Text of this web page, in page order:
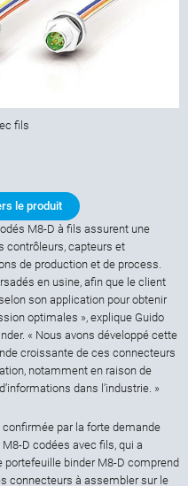
fils
le produit
M8‑D à fils assurent une
contrôleurs, capteurs et
de production et de process.
en usine, afin que le client
son application pour obtenir
optimales », explique Guido
« Nous avons développé cette
croissante de ces connecteurs
notamment en raison de
dans l’industrie. »
par la forte demande
D codées avec fils, qui a
binder M8-D comprend
connecteurs à assembler sur le